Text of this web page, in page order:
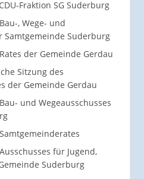
Fraktion SG Suderburg
, Wege- und
Samtgemeinde Suderburg
der Gemeinde Gerdau
Sitzung des
der Gemeinde Gerdau
und Wegeausschusses
für Jugend,
Suderburg